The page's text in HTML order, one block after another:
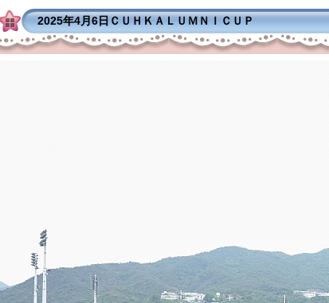
2025年4月6日ＣＵＨＫＡＬＵＭＮＩＣＵＰ